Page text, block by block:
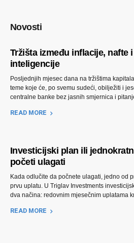
Novosti
Tržišta između inflacije, nafte
inteligencije
Posljednjih mjesec dana na tržištima
teme koje će, po svemu sudeći, obilježiti i
centralne banke bez jasnih smjernica i
svega je tržište koje postaje sve selektivnije.
READ MORE
Investicijski plan ili
početi ulagati
Kada odlučite da počnete ulagati, jedno od
prvu uplatu. U Triglav Investments
dva načina: redovnim mjesečnim uplatama
koji je „bolji“ u apsolutnom smislu, nego od
READ MORE